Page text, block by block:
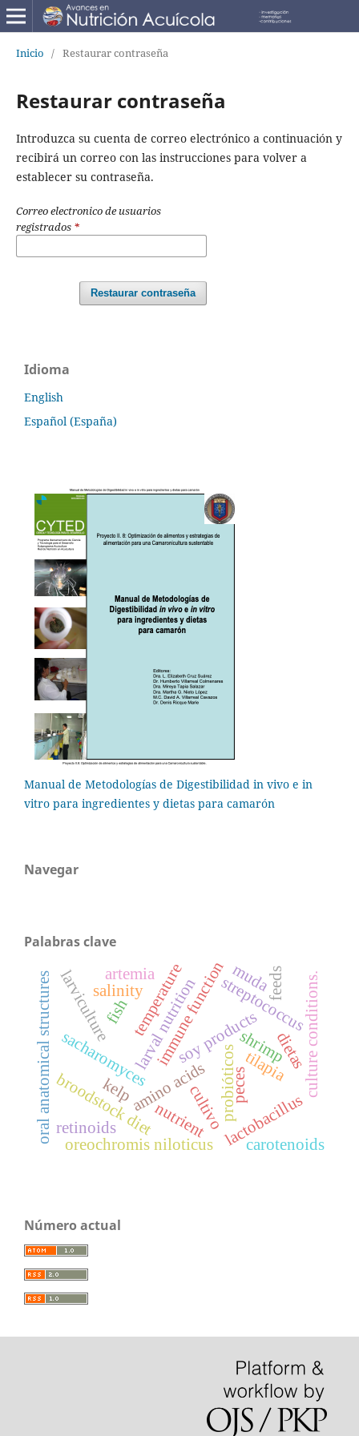
Inicio / Restaurar contraseña
Restaurar contraseña
Introduzca su cuenta de correo electrónico a continuación y
recibirá un correo con las instrucciones para volver a
establecer su contraseña.
Correo electronico de usuarios
registrados *
Restaurar contraseña
Idioma
English
Español (España)
Manual de Metodologías de Digestibilidad in vivo e in
vitro para ingredientes y dietas para camarón
Navegar
Palabras clave
soy productsshrimp
amino acids
fish
nutrient
immune function
broodstock diet
larval nutrition
probióticostilapia
oreochromis niloticus
streptococcus
lactobacillus
sacharomyces
larviculture
oral anatomical structures temperature
salinity culture conditions.
peces
feeds
artemia
dietas
cultivo
muda
carotenoids
retinoids
kelp
Número actual